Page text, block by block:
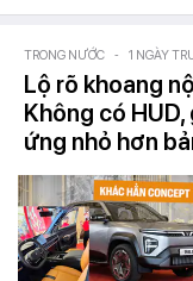
TRONG NƯỚC - 1 NGÀY
Lộ rõ khoang
Không có
ứng nhỏ hơn